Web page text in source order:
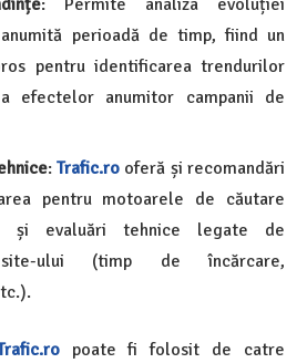
perioadă de timp, fiind un
pentru identificarea trendurilor
efectelor anumitor campanii de
:Trafic.ro oferă și recomandări
pentru motoarele de căutare
și evaluări tehnice legate de
site-ului (timp de încărcare,
poate fi folosit de catre